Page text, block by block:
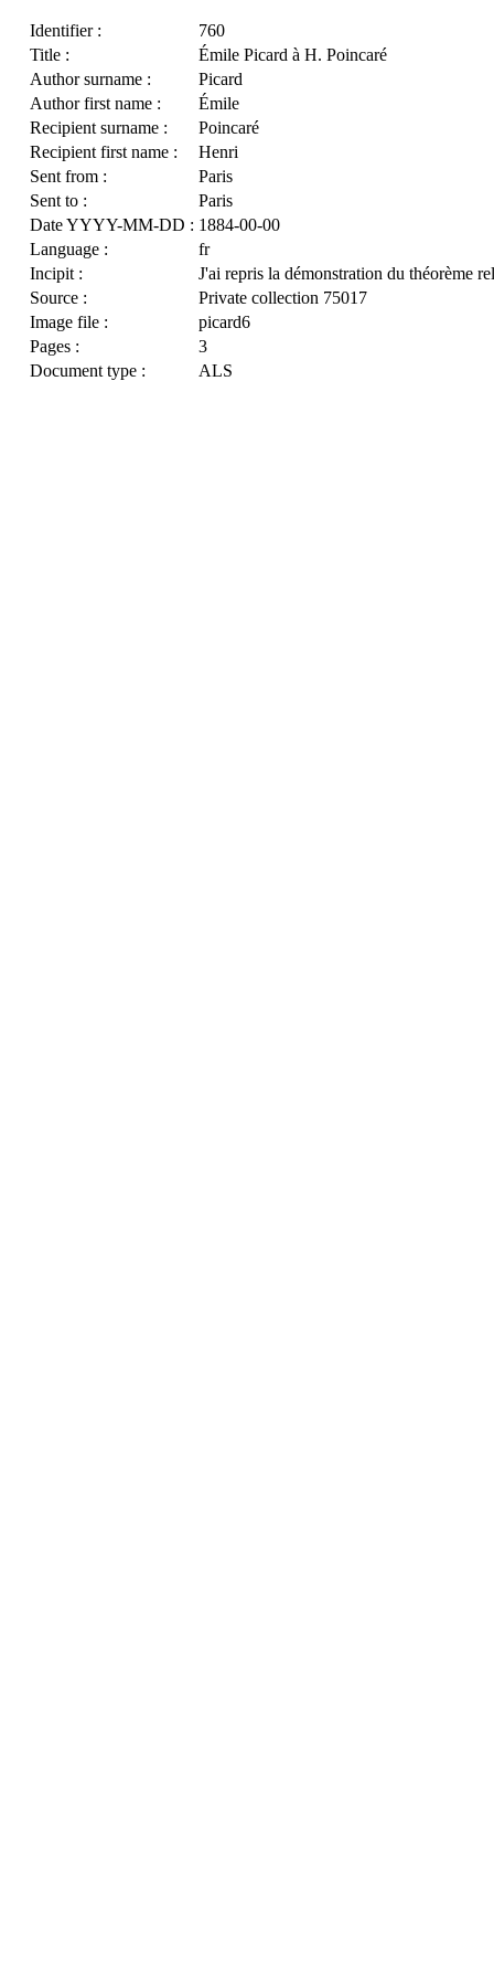
Identifier :
760
Title :
Émile Picard à H. Poincaré
Author surname :
Picard
Author first name :
Émile
Recipient surname :
Poincaré
Recipient first name :
Henri
Sent from :
Paris
Sent to :
Paris
Date YYYY-MM-DD : 1884-00-00
Language :
fr
Incipit :
J'ai repris la démonstration du théorème
Source :
Private collection 75017
Image file :
picard6
Pages :
3
Document type :
ALS